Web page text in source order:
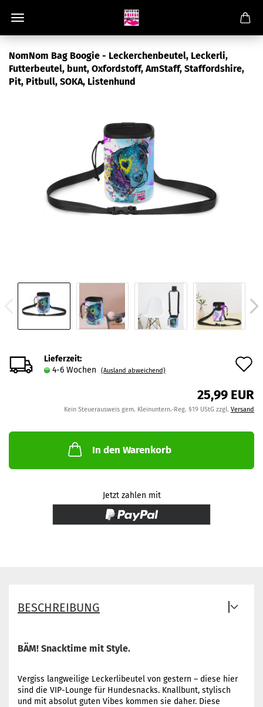
NomNom Bag Boogie - Leckerchenbeutel, Leckerli,
Futterbeutel, bunt, Oxfordstoff, AmStaff, Staffordshire,
Pit, Pitbull, SOKA, Listenhund
Lieferzeit:
4-6 Wochen
(Ausland abweichend)
25,99 EUR
Kein Steuerausweis gem. Kleinuntern.-Reg. §19 UStG zzgl. Versand
In den Warenkorb
Jetzt zahlen mit
BESCHREIBUNG
BÄM! Snacktime mit Style.
Vergiss langweilige Leckerlibeutel von gestern – diese hier
sind die VIP-Lounge für Hundesnacks. Knallbunt, stylisch
und mit absolut guten Vibes kommen sie daher. Diese